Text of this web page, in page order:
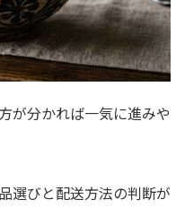
が分かれば一気に進みや
選びと配送方法の判断が